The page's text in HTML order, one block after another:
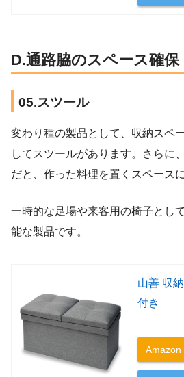
D.通路脇のスペース確保
05.スツール
変わり種の製品として、収納スペ
してスツールがあります。さらに
だと、作った料理を置くスペース
一時的な足場や来客用の椅子とし
能な製品です。
山善 収
付き
Amazon